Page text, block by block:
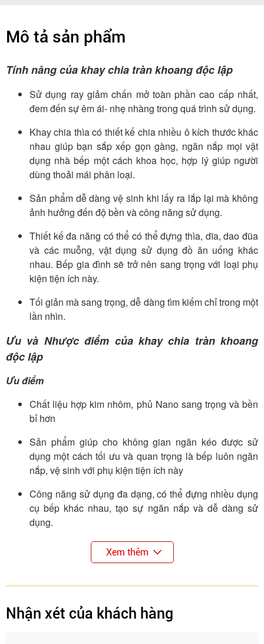
Mô tả sản phẩm
Tính năng của khay chia tràn khoang độc lập
Sử dụng ray giảm chấn mở toàn phần cao cấp nhất,
đem đến sự êm ái- nhẹ nhàng trong quá trình sử dụng.
Khay chia thìa có thiết kế chia nhiều ô kích thước khác
nhau giúp bạn sắp xếp gọn gàng, ngăn nắp mọi vật
dụng nhà bếp một cách khoa học, hợp lý giúp người
dùng thoải mái phân loại.
Sản phẩm dễ dàng vệ sinh khi lấy ra lắp lại mà không
ảnh hưởng đến độ bền và công năng sử dụng.
Thiết kế đa năng có thể có thể đựng thìa, dĩa, dao đũa
và các muỗng, vật dụng sử dụng đồ ăn uống khác
nhau. Bếp gia đình sẽ trở nên sang trọng với loại phụ
kiện tiện ích này.
Tối giản mà sang trọng, dễ dàng tìm kiếm chỉ trong một
lần nhìn.
Ưu và Nhược điểm của khay chia tràn khoang
độc lập
Ưu điểm
Chất liệu hợp kim nhôm, phủ Nano sang trọng và bền
bỉ hơn
Sản phẩm giúp cho không gian ngăn kéo được sử
dụng một cách tối ưu và quan trọng là bếp luôn ngăn
nắp, vệ sinh với phụ kiện tiện ích này
Công năng sử dụng đa dạng, có thể đựng nhiều dụng
cụ bếp khác nhau, tạo sự ngăn nắp và dễ dàng sử
dụng.
nên giá thành sẽ cao hơn so với các loại khay chia
Các loại khay chia thường bí và không thoáng nên bạn
Xem thêm
Nhận xét của khách hàng